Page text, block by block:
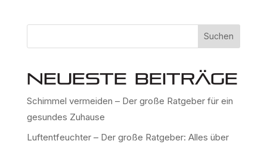
Suchen
Neueste Beiträge
Schimmel vermeiden – Der große Ratgeber für ein
gesundes Zuhause
Luftentfeuchter – Der große Ratgeber: Alles über